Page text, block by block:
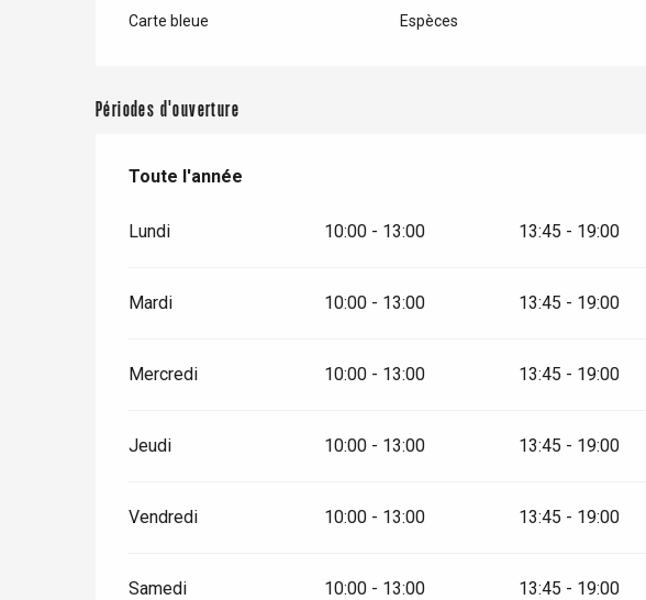
Val-de-Scie
Buchy
Forges-les-Eaux
Rouen
Carte bleue Espèces
Périodes d'ouverture
Toute l'année
Toute l'année
Lundi 10:00 - 13:00 13:45 - 19:00
Mardi 10:00 - 13:00 13:45 - 19:00
Mercredi 10:00 - 13:00 13:45 - 19:00
Jeudi 10:00 - 13:00 13:45 - 19:00
Vendredi 10:00 - 13:00 13:45 - 19:00
Samedi 10:00 - 13:00 13:45 - 19:00